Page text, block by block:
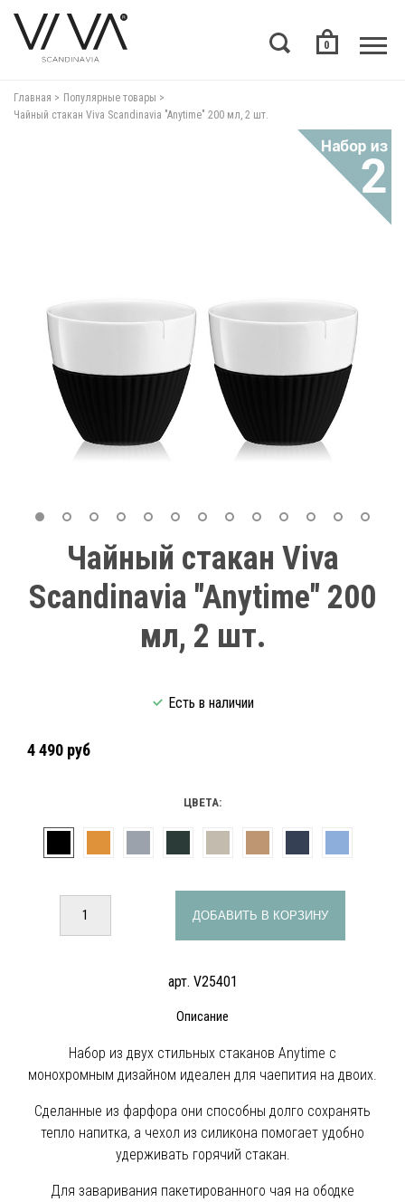
0
Главная
Популярные товары
Чайный стакан Viva Scandinavia "Anytime" 200 мл, 2 шт.
Чайный стакан Viva
Scandinavia "Anytime" 200
мл, 2 шт.
Есть в наличии
4 490 руб
ЦВЕТА:
ДОБАВИТЬ В КОРЗИНУ
арт. V25401
Описание
Набор из двух стильных стаканов Anytime с
монохромным дизайном идеален для чаепития на двоих.
Сделанные из фарфора они способны долго сохранять
тепло напитка, а чехол из силикона помогает удобно
удерживать горячий стакан.
Для заваривания пакетированного чая на ободке